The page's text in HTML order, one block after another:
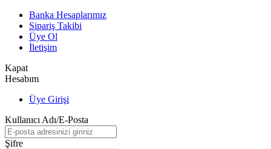
Banka Hesaplarımız
Sipariş Takibi
Üye Ol
İletişim
Kapat
Hesabım
Üye Girişi
Kullanıcı Adı/E-Posta
Şifre